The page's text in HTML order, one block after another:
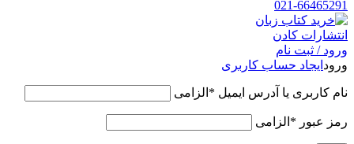
021-66465291
ورود / ثبت نام
ورود ایجاد حساب کاربری
نام کاربری یا آدرس ایمیل * الزامی
رمز عبور * الزامی